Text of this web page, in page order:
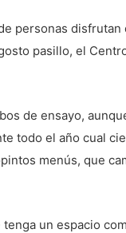
personas disfrutan
pasillo, el
de ensayo,
todo el año cual
menús, que
un espacio